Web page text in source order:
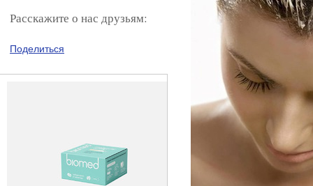
Расскажите о нас друзьям:
Поделиться